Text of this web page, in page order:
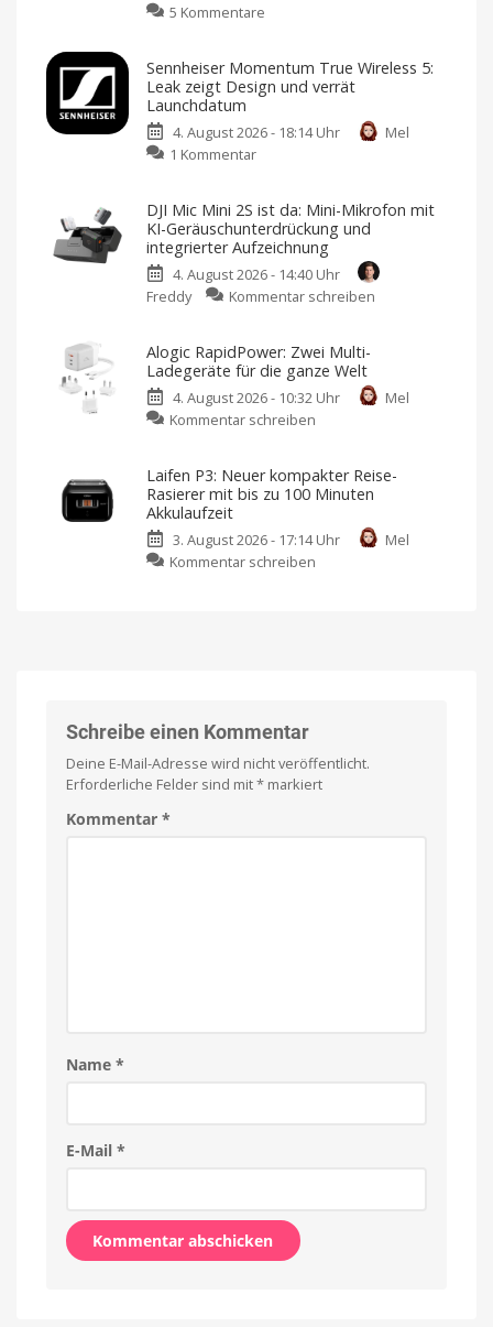
5 Kommentare
Pro:
Open-
Kopfhörer
Design
und
starkem
Klare
dank
Technology
Sennheiser Momentum True Wireless 5:
Leak zeigt Design und verrät
Launchdatum
4. August 2026 - 18:14 Uhr
Mel
1 Kommentar
True
Wireless
5:
Leak
zeigt
verrät
Launchdatum
Stabiler
und
DJI Mic Mini 2S ist da: Mini-Mikrofon mit
KI-Geräuschunterdrückung und
integrierter Aufzeichnung
4. August 2026 - 14:40 Uhr
Freddy
Kommentar schreiben
ist
mit
und
Alogic RapidPower: Zwei Multi-
Ladegeräte für die ganze Welt
4. August 2026 - 10:32 Uhr
Mel
Kommentar schreiben
Zwei
Multi-
Ladegeräte
für
Laifen P3: Neuer kompakter Reise-
Rasierer mit bis zu 100 Minuten
Akkulaufzeit
3. August 2026 - 17:14 Uhr
Mel
Kommentar schreiben
100
Minuten
Schreibe einen Kommentar
Deine E-Mail-Adresse wird nicht veröffentlicht.
Erforderliche Felder sind mit* markiert
Kommentar *
Name *
E-Mail *